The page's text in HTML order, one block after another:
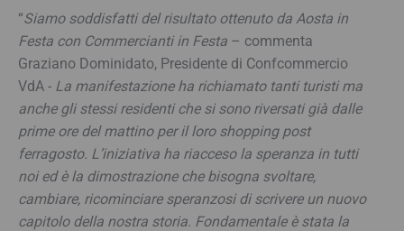
“Siamo soddisfatti del risultato ottenuto da Aosta in
Festa con Commercianti in Festa – commenta
Graziano Dominidato, Presidente di Confcommercio
VdA - La manifestazione ha richiamato tanti turisti ma
anche gli stessi residenti che si sono riversati già dalle
prime ore del mattino per il loro shopping post
ferragosto. L’iniziativa ha riacceso la speranza in tutti
noi ed è la dimostrazione che bisogna svoltare,
cambiare, ricominciare speranzosi di scrivere un nuovo
capitolo della nostra storia. Fondamentale è stata la